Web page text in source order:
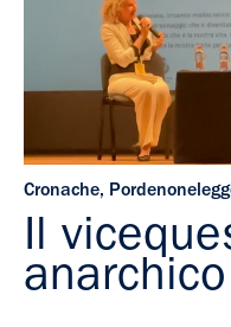
Cronache,
Il